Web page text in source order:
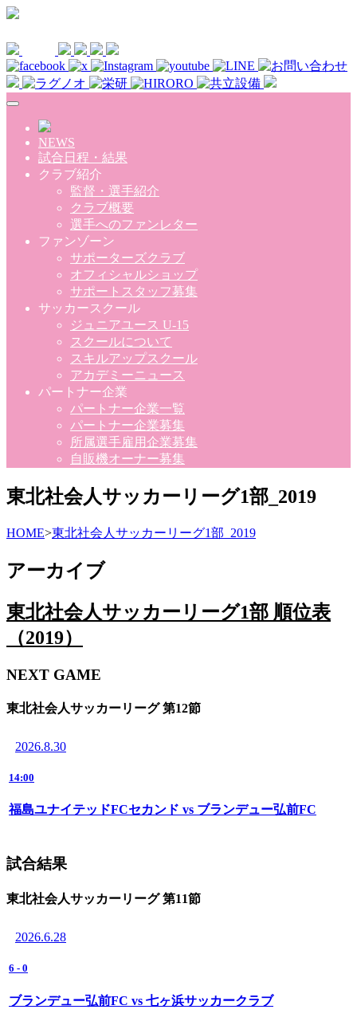
Skip to main content
NEWS
試合日程・結果
クラブ紹介
監督・選手紹介
クラブ概要
選手へのファンレター
ファンゾーン
サポーターズクラブ
オフィシャルショップ
サポートスタッフ募集
サッカースクール
ジュニアユース U-15
スクールについて
スキルアップスクール
アカデミーニュース
パートナー企業
パートナー企業一覧
パートナー企業募集
所属選手雇用企業募集
自販機オーナー募集
東北社会人サッカーリーグ1部_2019
HOME>東北社会人サッカーリーグ1部_2019
アーカイブ
東北社会人サッカーリーグ1部 順位表
（2019）
NEXT GAME
東北社会人サッカーリーグ 第12節
2026.8.30
14:00
福島ユナイテッドFCセカンド vs ブランデュー弘前FC
試合結果
東北社会人サッカーリーグ 第11節
2026.6.28
6 - 0
ブランデュー弘前FC vs 七ヶ浜サッカークラブ